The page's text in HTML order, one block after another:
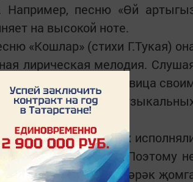
Например, песню «Өй
на высокой ноте.
«Кошлар» (стихи Г.Тукая)
лирическая мелодия.
красивый пейзаж. Певица
с помощью
отношение. Их
голоса. Поэтому
муназят «Бу - мөбәрәк